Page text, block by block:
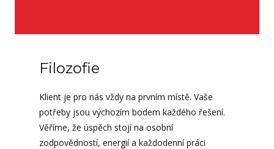
Filozofie
Klient je pro nás vždy na prvním místě. Vaše
potřeby jsou výchozím bodem každého řešení.
Věříme, že úspěch stojí na osobní
zodpovědností, energií a každodenní práci